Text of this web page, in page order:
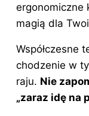
ergonomiczne
magią dla
Współczesne
chodzenie w
raju. Nie
„zaraz idę na